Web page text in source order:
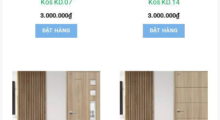
Kos KD.07
3.000.000₫
ĐẶT HÀNG
Kos KD.14
3.000.000₫
ĐẶT HÀNG